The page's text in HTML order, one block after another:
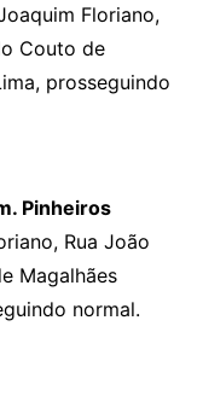
Floriano,
Couto de
prosseguindo
Pinheiros
Rua João
Magalhães
normal.